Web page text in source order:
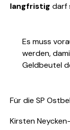
langfristig darf
Es muss
werden,
Geldbeutel
Für die SP
Kirsten